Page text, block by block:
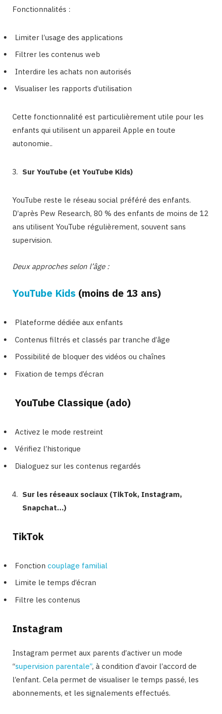
Fonctionnalités :
Limiter l’usage des applications
Filtrer les contenus web
Interdire les achats non autorisés
Visualiser les rapports d’utilisation
Cette fonctionnalité est particulièrement utile pour les
enfants qui utilisent un appareil Apple en toute
autonomie..
Sur YouTube (et YouTube Kids)
YouTube reste le réseau social préféré des enfants.
D’après Pew Research, 80 % des enfants de moins de 12
ans utilisent YouTube régulièrement, souvent sans
supervision.
Deux approches selon l’âge :
YouTube Kids (moins de 13 ans)
Plateforme dédiée aux enfants
Contenus filtrés et classés par tranche d’âge
Possibilité de bloquer des vidéos ou chaînes
Fixation de temps d’écran
YouTube Classique (ado)
Activez le mode restreint
Vérifiez l’historique
Dialoguez sur les contenus regardés
Sur les réseaux sociaux (TikTok, Instagram,
Snapchat…)
TikTok
Fonction couplage familial
Limite le temps d’écran
Filtre les contenus
Instagram
Instagram permet aux parents d’activer un mode
“supervision parentale”, à condition d’avoir l’accord de
l’enfant. Cela permet de visualiser le temps passé, les
abonnements, et les signalements effectués.